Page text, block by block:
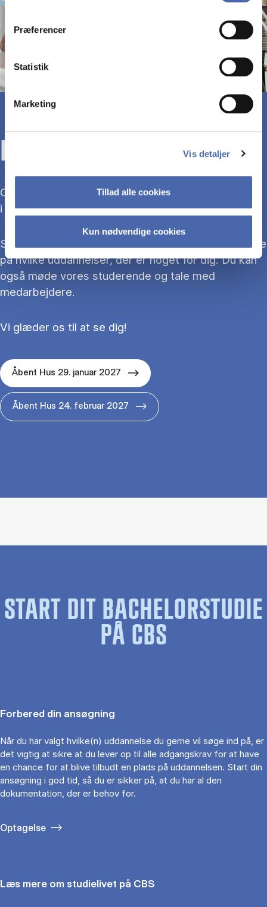
Præferencer
Statistik
Marketing
Vis detaljer
Tillad alle cookies
Kun nødvendige cookies
KOM TIL ÅBENT HUS
Overvejer du at søge ind på en bacheloruddannelse
i 2027?
Så kom med til Åbent Hus, hvor du kan blive klogere
på hvilke uddannelser, der er noget for dig. Du kan
også møde vores studerende og tale med
medarbejdere.
Vi glæder os til at se dig!
Åbent Hus 29. januar 2027
Åbent Hus 24. februar 2027
START DIT BACHELORSTUDIE
PÅ CBS
Forbered din ansøgning
Når du har valgt hvilke(n) uddannelse du gerne vil søge ind på, er
det vigtig at sikre at du lever op til alle adgangskrav for at have
en chance for at blive tilbudt en plads på uddannelsen. Start din
ansøgning i god tid, så du er sikker på, at du har al den
dokumentation, der er behov for.
Optagelse
Læs mere om studielivet på CBS